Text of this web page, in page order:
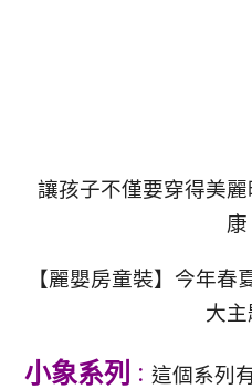
讓孩子不僅要穿得美
康
【麗嬰房童裝】今年春
大主
小象系列 ： 這個系列